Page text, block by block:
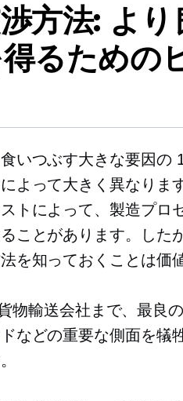
方法: よ
るための
いつぶす大きな要因の
よって大きく異なりま
トによって、製造プロ
ことがあります。した
を知っておくことは価
物輸送会社まで、最良
などの重要な側面を犠